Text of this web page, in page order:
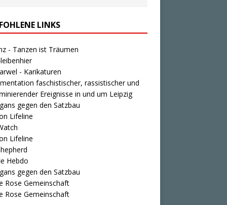
LINKS
- Tanzen ist Träumen
- Karikaturen
faschistischer, rassistischer und
Ereignisse in und um Leipzig
gegen den Satzbau
Lifeline
Lifeline
Hebdo
gegen den Satzbau
Rose Gemeinschaft
Rose Gemeinschaft